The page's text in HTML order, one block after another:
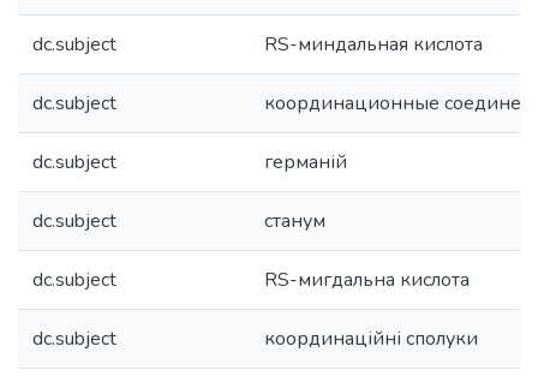
dc.subject RS-миндальная кислота
dc.subject координационные
dc.subject германій
dc.subject станум
dc.subject RS-мигдальна кислота
dc.subject координаційні сполуки